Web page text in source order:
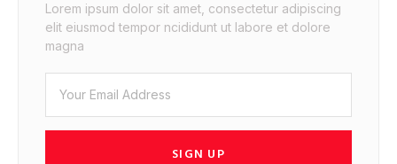
Lorem ipsum dolor sit amet, consectetur adipiscing
elit eiusmod tempor ncididunt ut labore et dolore
magna
SIGN UP